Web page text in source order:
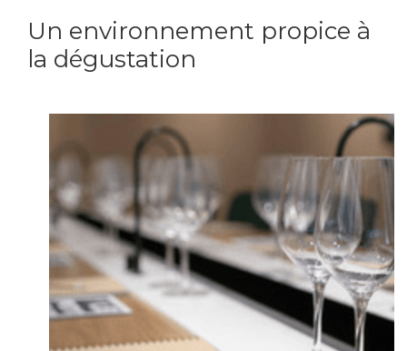
Un environnement propice à
la dégustation